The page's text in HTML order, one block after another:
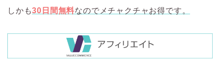
しかも30日間無料なのでメチャクチャお得です。